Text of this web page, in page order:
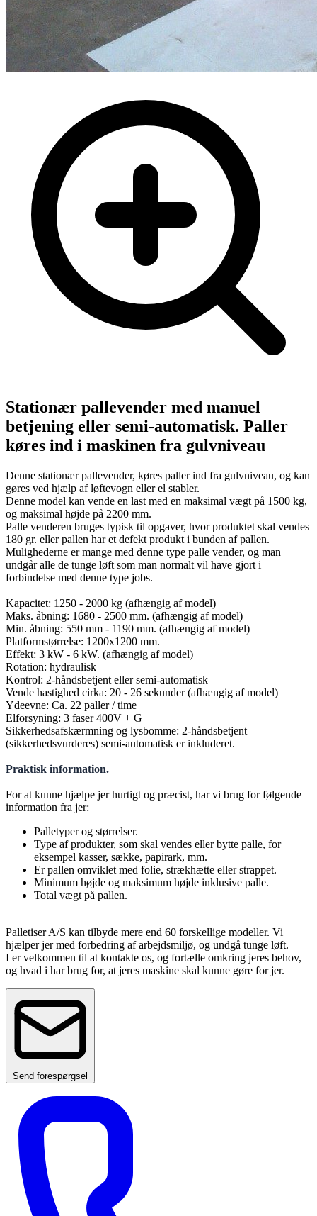
Stationær pallevender med manuel
betjening eller semi-automatisk. Paller
køres ind i maskinen fra gulvniveau
Denne stationær pallevender, køres paller ind fra gulvniveau, og kan
gøres ved hjælp af løftevogn eller el stabler.
Denne model kan vende en last med en maksimal vægt på 1500 kg,
og maksimal højde på 2200 mm.
Palle venderen bruges typisk til opgaver, hvor produktet skal vendes
180 gr. eller pallen har et defekt produkt i bunden af pallen.
Mulighederne er mange med denne type palle vender, og man
undgår alle de tunge løft som man normalt vil have gjort i
forbindelse med denne type jobs.
Kapacitet: 1250 - 2000 kg (afhængig af model)
Maks. åbning: 1680 - 2500 mm. (afhængig af model)
Min. åbning: 550 mm - 1190 mm. (afhængig af model)
Platformstørrelse: 1200x1200 mm.
Effekt: 3 kW - 6 kW. (afhængig af model)
Rotation: hydraulisk
Kontrol: 2-håndsbetjent eller semi-automatisk
Vende hastighed cirka: 20 - 26 sekunder (afhængig af model)
Ydeevne: Ca. 22 paller / time
Elforsyning: 3 faser 400V + G
Sikkerhedsafskærmning og lysbomme: 2-håndsbetjent
(sikkerhedsvurderes) semi-automatisk erinkluderet.
Praktisk information.
For at kunne hjælpe jer hurtigt og præcist, har vi brug for følgende
information fra jer:
Palletyper og størrelser.
Type af produkter, som skal vendes eller bytte palle, for
eksempel kasser, sække, papirark, mm.
Er pallen omviklet med folie, strækhætte eller strappet.
Minimum højde og maksimum højde inklusive palle.
Total vægt på pallen.
Palletiser A/S kan tilbyde mere end 60 forskellige modeller. Vi
hjælper jer med forbedring af arbejdsmiljø, og undgå tunge løft.
I er velkommen til at kontakte os, og fortælle omkring jeres behov,
og hvad i har brug for, at jeres maskine skal kunne gøre for jer.
Send forespørgsel